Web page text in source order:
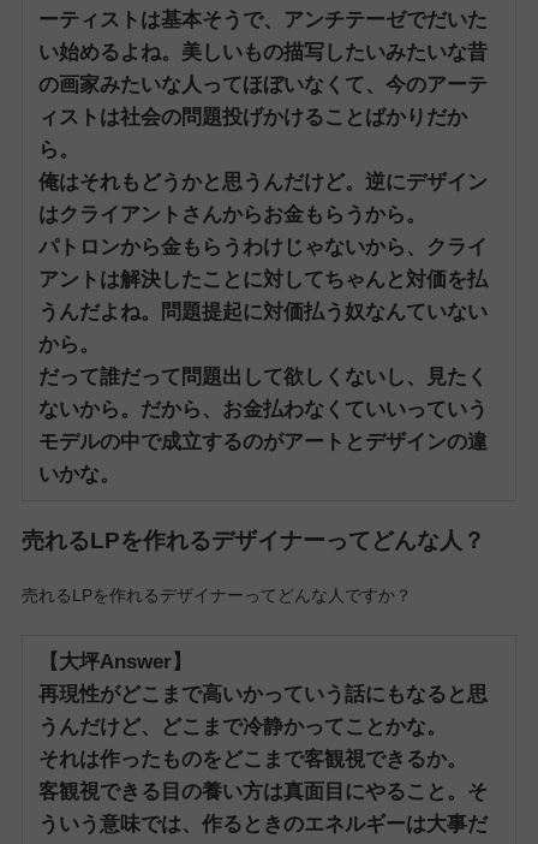
ーティストは基本そうで、アンチテーゼでだいた
い始めるよね。 美しいもの描写したいみたいな昔
の画家みたいな人ってほぼいなくて、今のアーテ
ィストは社会の問題投げかけることばかりだか
ら。
俺はそれもどうかと思うんだけど。 逆にデザイン
はクライアントさんからお金もらうから。
パトロンから金もらうわけじゃないから、クライ
アントは解決したことに対してちゃんと対価を払
うんだよね。
問題提起に対価払う奴なんていない
から。
だって誰だって問題出して欲しくないし、見たく
ないから。 だから、お金払わなくていいっていう
モデルの中で成立するのがアートとデザインの違
いかな。
売れるLPを作れるデザイナーってどんな人？
売れるLPを作れるデザイナーってどんな人ですか？
【大坪Answer】
再現性がどこまで高いかっていう話にもなると思
うんだけど、どこまで冷静かってことかな。
それは作ったものをどこまで客観視できるか。
客観視できる目の養い方は真面目にやること。 そ
ういう意味では、作るときのエネルギーは大事だ